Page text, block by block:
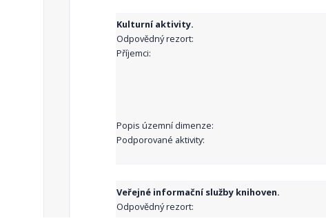
Kulturní aktivity.
Odpovědný rezort:
Příjemci:
Popis územní dimenze:
Podporované aktivity:
Veřejné informační služby knihoven.
Odpovědný rezort: